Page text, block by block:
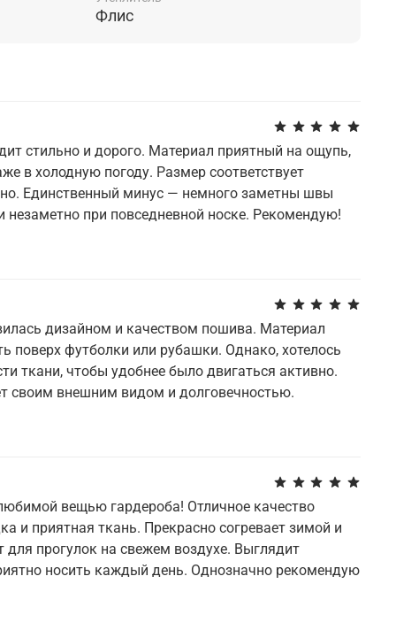
Флис
стильно и дорого. Материал приятный на ощупь,
в холодную погоду. Размер соответствует
Единственный минус — немного заметны швы
незаметно при повседневной носке. Рекомендую!
дизайном и качеством пошива. Материал
поверх футболки или рубашки. Однако, хотелось
ткани, чтобы удобнее было двигаться активно.
своим внешним видом и долговечностью.
вещью гардероба! Отличное качество
и приятная ткань. Прекрасно согревает зимой и
прогулок на свежем воздухе. Выглядит
носить каждый день. Однозначно рекомендую